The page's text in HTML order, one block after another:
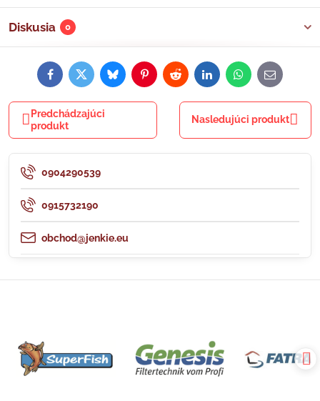
Diskusia 0
FacebookTwitterBlueskyPinterestRedditLinkedInWhatsApp
E-
mail
Predchádzajúci
produkt
Nasledujúci produkt
0904290539
0915732190
obchod@jenkie.eu